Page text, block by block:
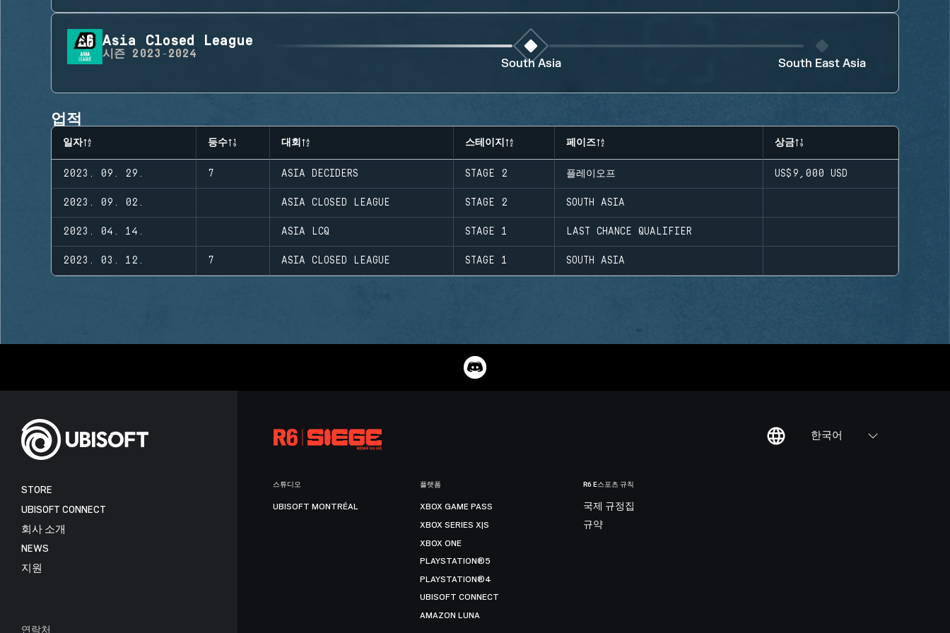
Asia Closed League
시즌 2023-2024
South Asia South East Asia
업적
일자 등수 대회 스테이지 페이즈 상금
2023. 09. 29. 7 ASIA DECIDERS STAGE 2 플레이오프 US$9,000 USD
2023. 09. 02. ASIA CLOSED LEAGUE STAGE 2 SOUTH ASIA
2023. 04. 14. ASIA LCQ STAGE 1 LAST CHANCE QUALIFIER
2023. 03. 12. 7 ASIA CLOSED LEAGUE STAGE 1 SOUTH ASIA
한국어
STORE
UBISOFT CONNECT
회사 소개
NEWS
지원
연락처
스튜디오
UBISOFT MONTRÉAL
플랫폼
XBOX GAME PASS
XBOX SERIES X|S
XBOX ONE
PLAYSTATION®5
PLAYSTATION®4
UBISOFT CONNECT
AMAZON LUNA
R6 E스포츠 규칙
국제 규정집
규약